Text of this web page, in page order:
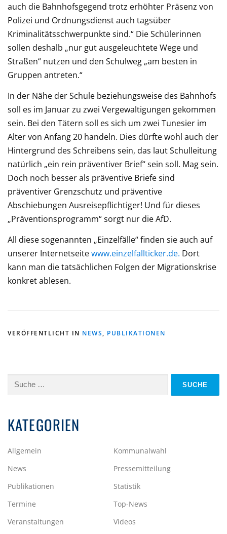
auch die Bahnhofsgegend trotz erhöhter Präsenz von
Polizei und Ordnungsdienst auch tagsüber
Kriminalitätsschwerpunkte sind.“ Die Schülerinnen
sollen deshalb „nur gut ausgeleuchtete Wege und
Straßen“ nutzen und den Schulweg „am besten in
Gruppen antreten.“
In der Nähe der Schule beziehungsweise des Bahnhofs
soll es im Januar zu zwei Vergewaltigungen gekommen
sein. Bei den Tätern soll es sich um zwei Tunesier im
Alter von Anfang 20 handeln. Dies dürfte wohl auch der
Hintergrund des Schreibens sein, das laut Schulleitung
natürlich „ein rein präventiver Brief“ sein soll. Mag sein.
Doch noch besser als präventive Briefe sind
präventiver Grenzschutz und präventive
Abschiebungen Ausreisepflichtiger! Und für dieses
„Präventionsprogramm“ sorgt nur die AfD.
All diese sogenannten „Einzelfälle“ finden sie auch auf
unserer Internetseitewww.einzelfallticker.de. Dort
kann man die tatsächlichen Folgen der Migrationskrise
konkret ablesen.
VERÖFFENTLICHT IN NEWS, PUBLIKATIONEN
Suche
KATEGORIEN
Allgemein
Kommunalwahl
News
Pressemitteilung
Publikationen
Statistik
Termine
Top-News
Veranstaltungen
Videos